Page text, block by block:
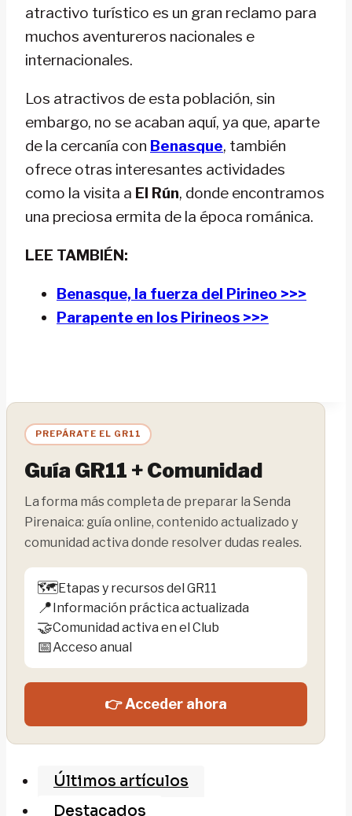
atractivo turístico es un gran reclamo para
muchos aventureros nacionales e
internacionales.
Los atractivos de esta población, sin
embargo, no se acaban aquí, ya que, aparte
de la cercanía con Benasque, también
ofrece otras interesantes actividades
como la visita a El Rún, donde encontramos
una preciosa ermita de la época románica.
LEE TAMBIÉN:
Benasque, la fuerza del Pirineo >>>
Parapente en los Pirineos >>>
PREPÁRATE EL GR11
Guía GR11 + Comunidad
La forma más completa de preparar la Senda
Pirenaica: guía online, contenido actualizado y
comunidad activa donde resolver dudas reales.
🗺️Etapas y recursos del GR11
📍Información práctica actualizada
🤝Comunidad activa en el Club
📅Acceso anual
👉 Acceder ahora
Últimos artículos
Destacados